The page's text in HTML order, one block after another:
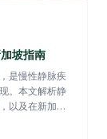
坡指南
是慢性静脉疾
。本文解析静
以及在新加坡